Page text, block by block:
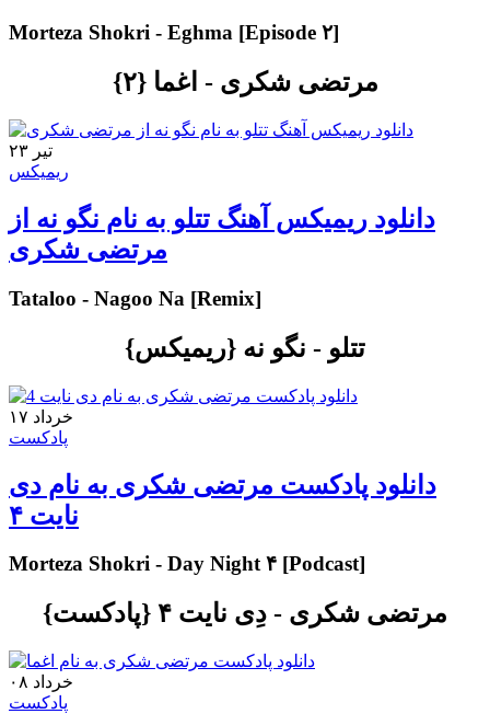
Morteza Shokri - Eghma [Episode ۲]
مرتضی شکری - اغما {۲}
۲۳ تیر
ریمیکس
دانلود ریمیکس آهنگ تتلو به نام نگو نه از
مرتضی شکری
Tataloo - Nagoo Na [Remix]
تتلو - نگو نه {ریمیکس}
۱۷ خرداد
پادکست
دانلود پادکست مرتضی شکری به نام دی
نایت ۴
Morteza Shokri - Day Night ۴ [Podcast]
مرتضی شکری - دِی نایت ۴ {پادکست}
۰۸ خرداد
پادکست